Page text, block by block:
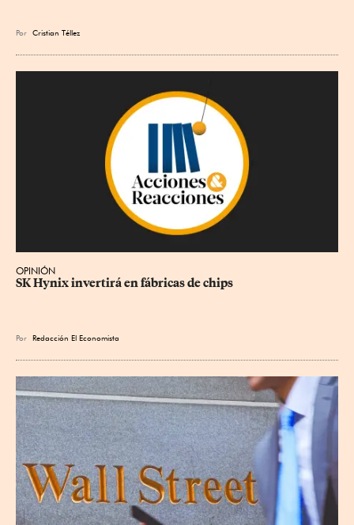
Por Cristian Téllez
OPINIÓN
SK Hynix invertirá en fábricas de chips
Por Redacción El Economista